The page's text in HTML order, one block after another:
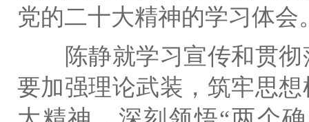
党的二十大精神的学习体会
陈静就学习宣传和贯彻
要加强理论武装，筑牢思